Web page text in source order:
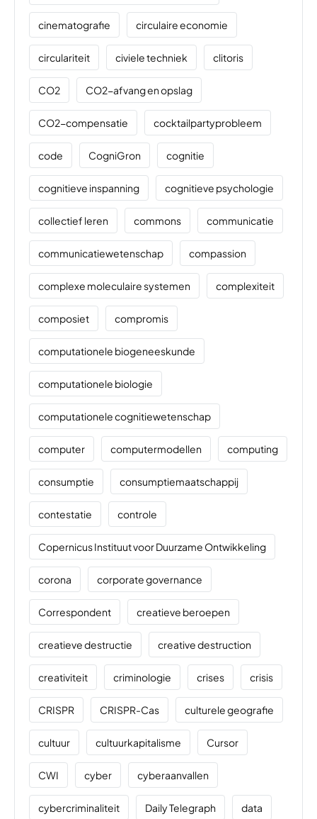
cinematografie circulaire economie
circulariteit civiele techniek clitoris
CO2 CO2-afvang en opslag
CO2-compensatie cocktailpartyprobleem
code CogniGron cognitie
cognitieve inspanning cognitieve psychologie
collectief leren commons communicatie
communicatiewetenschap compassion
complexe moleculaire systemen complexiteit
composiet compromis
computationele biogeneeskunde
computationele biologie
computationele cognitiewetenschap
computer computermodellen computing
consumptie consumptiemaatschappij
contestatie controle
Copernicus Instituut voor Duurzame Ontwikkeling
corona corporate governance
Correspondent creatieve beroepen
creatieve destructie creative destruction
creativiteit criminologie crises crisis
CRISPR CRISPR-Cas culturele geografie
cultuur cultuurkapitalisme Cursor
CWI cyber cyberaanvallen
cybercriminaliteit Daily Telegraph data